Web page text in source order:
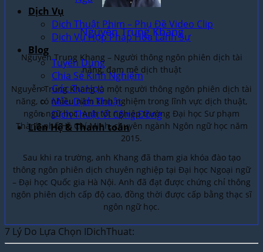
Dịch Vụ
Dịch Thuật Phim – Phụ Đề Video Clip
Dịch Vụ Hợp Pháp Hóa Lãnh Sự
Blog
Tuyển Dụng
Chia Sẻ Kinh Nghiệm
Góc Tự Học
Mẫu Dịch Thuật
Dịch Thuật Vì Cộng Đồng
Liên Hệ & Thanh toán
Nguyễn Trung Khang
Nguyễn Trung Khang – Người thông ngôn phiên dịch tài
năng, đam mê dịch thuật
Nguyễn Trung Khang là một người thông ngôn phiên dịch tài
năng, có nhiều năm kinh nghiệm trong lĩnh vực dịch thuật,
ngôn ngữ học. Anh tốt nghiệp trường Đại học Sư phạm
Thành phố Hồ Chí Minh, chuyên ngành Ngôn ngữ học năm
2015.
Sau khi ra trường, anh Khang đã tham gia khóa đào tạo
thông ngôn phiên dịch chuyên nghiệp tại Đại học Ngoại ngữ
– Đại học Quốc gia Hà Nội. Anh đã đạt được chứng chỉ thông
ngôn phiên dịch cấp độ cao, đồng thời được cấp bằng thạc sĩ
ngôn ngữ học.
7 Lý Do Lựa Chọn IDichThuat: